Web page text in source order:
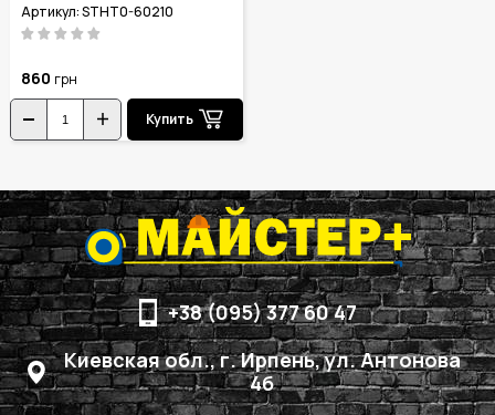
Артикул: STHT0-60210
860 грн
Купить
+38 (095) 377 60 47
Киевская обл., г. Ирпень, ул. Антонова
4б